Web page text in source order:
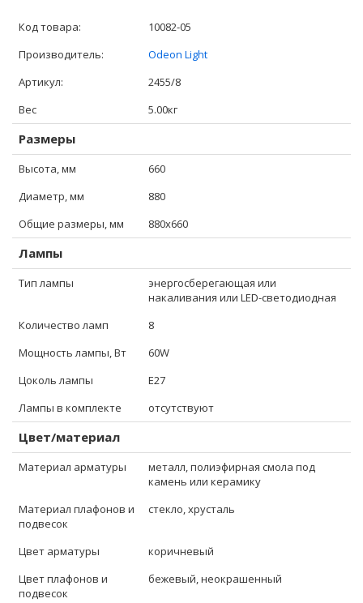
Код товара:
10082-05
Производитель:
Odeon Light
Артикул:
2455/8
Вес
5.00кг
Размеры
Высота, мм
660
Диаметр, мм
880
Общие размеры, мм
880x660
Лампы
Тип лампы
энергосберегающая или
накаливания или LED-светодиодная
Количество ламп
8
Мощность лампы, Вт
60W
Цоколь лампы
E27
Лампы в комплекте
отсутствуют
Цвет/материал
Материал арматуры
металл, полиэфирная смола под
камень или керамику
Материал плафонов и
подвесок
стекло, хрусталь
Цвет арматуры
коричневый
Цвет плафонов и
подвесок
бежевый, неокрашенный